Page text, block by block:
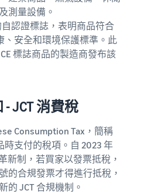
測量設備。
認證標誌，表明商品符合
、安全和環境保護標準。此
標誌商品的製造商發布該
JCT 消費稅
Consumption Tax，簡稱
時支付的稅項。自 2023 年
新制，若買家以發票抵稅，
的合規發票才得進行抵稅，
的 JCT 合規機制。